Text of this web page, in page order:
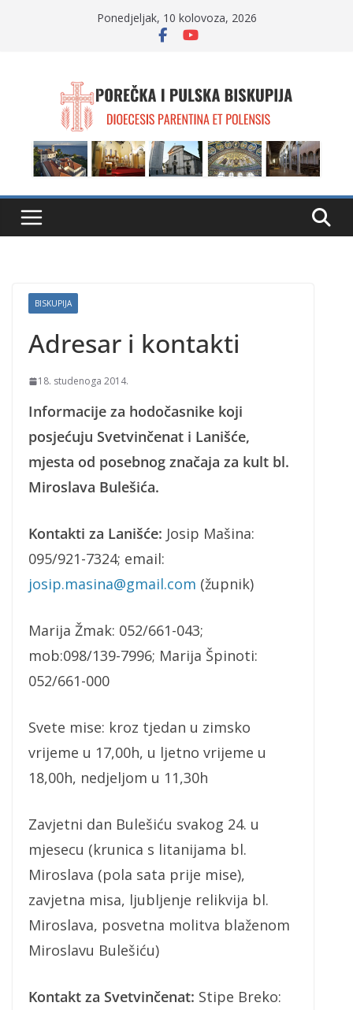
Ponedjeljak, 10 kolovoza, 2026
BISKUPIJA
Adresar i kontakti
18. studenoga 2014.
Informacije za hodočasnike koji
posjećuju Svetvinčenat i Lanišće,
mjesta od posebnog značaja za kult bl.
Miroslava Bulešića.
Kontakti za Lanišće: Josip Mašina:
095/921-7324; email:
josip.masina@gmail.com (župnik)
Marija Žmak: 052/661-043;
mob:098/139-7996; Marija Špinoti:
052/661-000
Svete mise: kroz tjedan u zimsko
vrijeme u 17,00h, u ljetno vrijeme u
18,00h, nedjeljom u 11,30h
Zavjetni dan Bulešiću svakog 24. u
mjesecu (krunica s litanijama bl.
Miroslava (pola sata prije mise),
zavjetna misa, ljubljenje relikvija bl.
Miroslava, posvetna molitva blaženom
Miroslavu Bulešiću)
Kontakt za Svetvinčenat: Stipe Breko: